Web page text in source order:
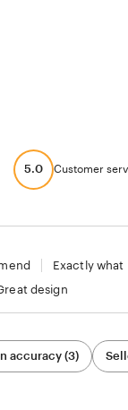
5.0 Customer
Exactly what
design
accuracy (3)